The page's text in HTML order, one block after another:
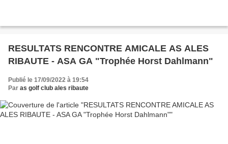
RESULTATS RENCONTRE AMICALE AS ALES
RIBAUTE - ASA GA "Trophée Horst Dahlmann"
Publié le 17/09/2022 à 19:54
Par as golf club ales ribaute